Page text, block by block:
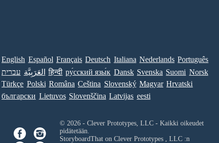
English Español Français Deutsch Italiana Nederlands Português
עברית العَرَبِيَّة हिन्दी ру́сский язы́к Dansk Svenska Suomi Norsk
Türkçe Polski Româna Ceština Slovenský Magyar Hrvatski
български Lietuvos Slovenščina Latvijas eesti
© 2026 - Clever Prototypes, LLC - Kaikki oikeudet
pidätetään.
StoryboardThat on Clever Prototypes , LLC:n